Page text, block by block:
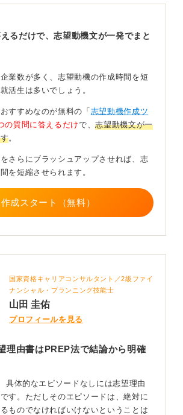
消防訓練に参加した際に、隊員の方々が
ながら安全を守る姿に触れ、「現場対
軸に、志望理由に深みが生まれていき
から業務理解・学び・将来像へと流
場合は、感情だけではなく、理解のプ
意志をしっかりと描くことが大切です。
し、その後に消防業務への理解を具体
姿や地域での役割を描くと自然な流れ
過程を大切にしてください。自分の言葉
た道のりを丁寧に表現すれば、必ず相
るだけで、志望動機文が一発でまと
業数が多く、志望動機の作成時間を短
活生は多いでしょう。
すすめなのが無料の「 志望動機作成ツ
の質問に答えるだけで、志望動機文が一
。
さらにブラッシュアップさせれば、志
を短縮させられます。
作成スタート（無料）
国家資格キャリアコンサルタント／2級ファイ
ナンシャル・プランニング技能士
山田 圭佑
プロフィールを見る
理由書はPREP法で結論から明確
具体的なエピソードなしには志望理由
す。ただしそのエピソードは、絶対に
ものでなければいけないということは